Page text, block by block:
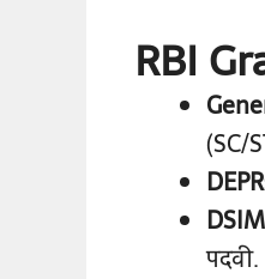
RBI
(SC/
पदवी.